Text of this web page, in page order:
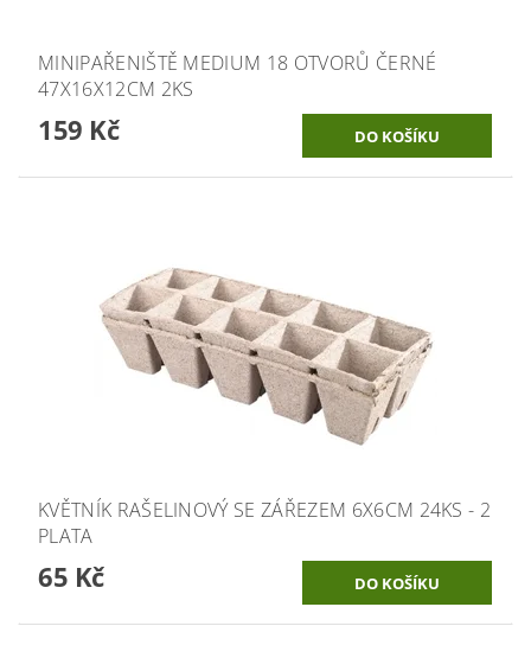
MINIPAŘENIŠTĚ MEDIUM 18 OTVORŮ ČERNÉ
47X16X12CM 2KS
159 Kč
KVĚTNÍK RAŠELINOVÝ SE ZÁŘEZEM 6X6CM 24KS - 2
PLATA
65 Kč